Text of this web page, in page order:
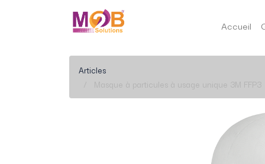
Accueil
Articles
Masque à particules à usage unique 3M FFP3